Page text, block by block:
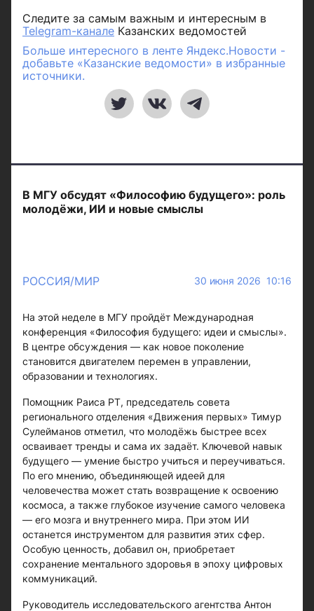
Следите за самым важным и интересным в
Telegram-канале Казанских ведомостей
Больше интересного в ленте Яндекс.Новости -
добавьте «Казанские ведомости» в избранные
источники.
В МГУ обсудят «Философию будущего»: роль
молодёжи, ИИ и новые смыслы
РОССИЯ/МИР 30 июня 2026 10:16
На этой неделе в МГУ пройдёт Международная
конференция «Философия будущего: идеи и смыслы».
В центре обсуждения — как новое поколение
становится двигателем перемен в управлении,
образовании и технологиях.
Помощник Раиса РТ, председатель совета
регионального отделения «Движения первых» Тимур
Сулейманов отметил, что молодёжь быстрее всех
осваивает тренды и сама их задаёт. Ключевой навык
будущего — умение быстро учиться и переучиваться.
По его мнению, объединяющей идеей для
человечества может стать возвращение к освоению
космоса, а также глубокое изучение самого человека
— его мозга и внутреннего мира. При этом ИИ
останется инструментом для развития этих сфер.
Особую ценность, добавил он, приобретает
сохранение ментального здоровья в эпоху цифровых
коммуникаций.
Руководитель исследовательского агентства Антон